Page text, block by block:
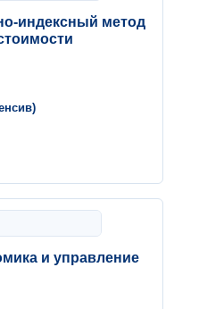
индексный метод
и управление